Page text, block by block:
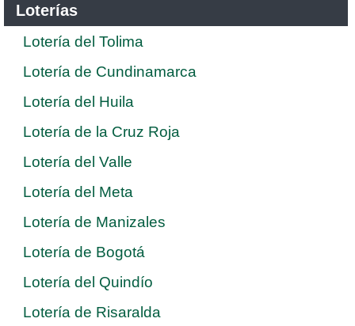
Loterías
Lotería del Tolima
Lotería de Cundinamarca
Lotería del Huila
Lotería de la Cruz Roja
Lotería del Valle
Lotería del Meta
Lotería de Manizales
Lotería de Bogotá
Lotería del Quindío
Lotería de Risaralda